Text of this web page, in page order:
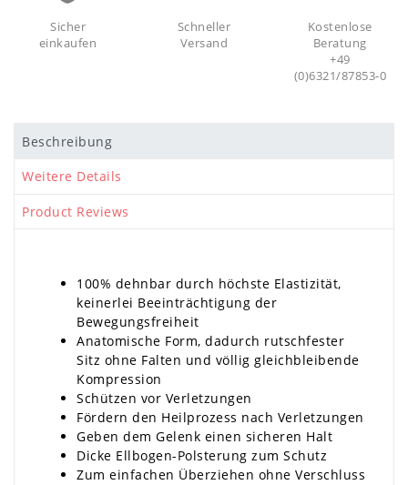
Sicher
einkaufen
Schneller
Versand
Kostenlose
Beratung
+49
(0)6321/87853-0
Beschreibung
Weitere Details
Product Reviews
100% dehnbar durch höchste Elastizität,
keinerlei Beeinträchtigung der
Bewegungsfreiheit
Anatomische Form, dadurch rutschfester
Sitz ohne Falten und völlig gleichbleibende
Kompression
Schützen vor Verletzungen
Fördern den Heilprozess nach Verletzungen
Geben dem Gelenk einen sicheren Halt
Dicke Ellbogen-Polsterung zum Schutz
Zum einfachen Überziehen ohne Verschluss